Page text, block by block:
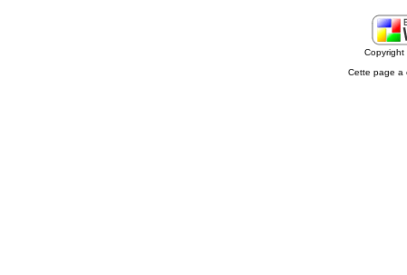
Cette page a